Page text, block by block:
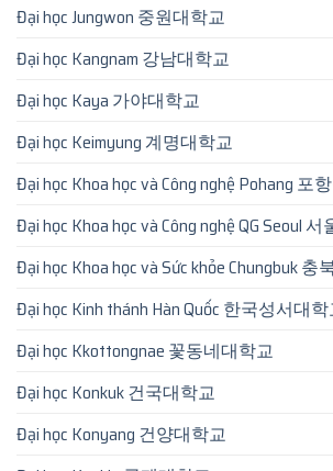
Đại học Jungwon 중원대학교
Đại học Kangnam 강남대학교
Đại học Kaya 가야대학교
Đại học Keimyung 계명대학교
Đại học Khoa học và Công nghệ Pohang 포
Đại học Khoa học và Công nghệ QG Seoul
Đại học Khoa học và Sức khỏe Chungbuk
Đại học Kinh thánh Hàn Quốc 한국성서대
Đại học Kkottongnae 꽃동네대학교
Đại học Konkuk 건국대학교
Đại học Konyang 건양대학교